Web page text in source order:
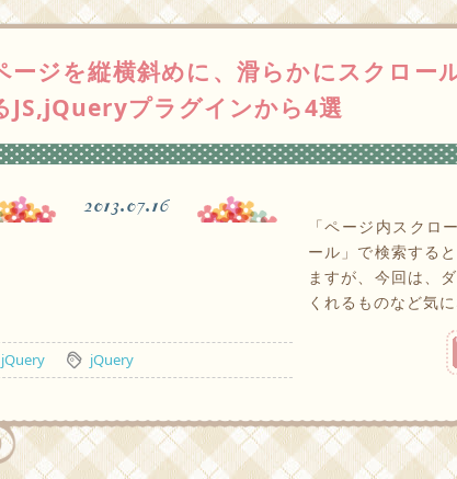
ージを縦横斜めに、滑らかにスクロー
JS,jQueryプラグインから4選
2013.07.16
「ページ内スクロ
ール」で検索する
ますが、今回は、
くれるものなど気に
jQuery jQuery